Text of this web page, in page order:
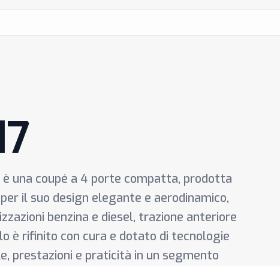
è una coupé a 4 porte compatta, prodotta
il suo design elegante e aerodinamico,
benzina e diesel, trazione anteriore
è rifinito con cura e dotato di tecnologie
prestazioni e praticità in un segmento